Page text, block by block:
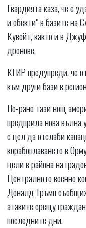
Гвардията каза, че е
и обекти" в базите
Кувейт, както и в
дронове.
КГИР предупреди, че
към други бази в
По-рано тази нощ
предприла нова вълна
с цел да отслаби
корабоплаването в
цели в района на
Централното военно
Доналд Тръмп
атаките срещу
последните дни.